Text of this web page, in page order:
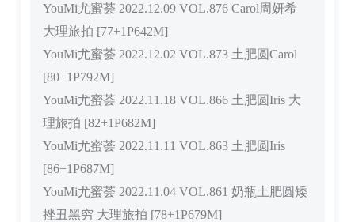
YouMi尤蜜荟 2022.12.09 VOL.876 Carol周妍希
大理旅拍 [77+1P642M]
YouMi尤蜜荟 2022.12.02 VOL.873 土肥圆Carol
[80+1P792M]
YouMi尤蜜荟 2022.11.18 VOL.866 土肥圆Iris 大
理旅拍 [82+1P682M]
YouMi尤蜜荟 2022.11.11 VOL.863 土肥圆Iris
[86+1P687M]
YouMi尤蜜荟 2022.11.04 VOL.861 奶瓶土肥圆矮
挫丑黑穷 大理旅拍 [78+1P679M]